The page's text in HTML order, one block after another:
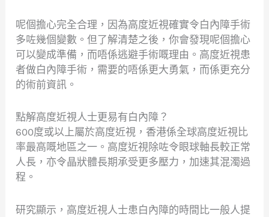
呢個擔心完全合理，因為高度近視確實令白內障手術
多咗幾個變數。但了解清楚之後，你會發現呢個擔心
可以變成準備，而唔係逃避手術嘅理由。高度近視患
者做白內障手術，需要的唔係更大勇氣，而係更充分
的術前資訊。
點解高度近視人士更易有白內障？
600度或以上屬於高度近視，香港係全球高度近視比
率最高嘅地區之一。高度近視除咗令眼球軸長較正常
人長，亦令晶狀體長期承受更多壓力，加速其混濁過
程。
研究顯示，高度近視人士患白內障的時間比一般人提
估？